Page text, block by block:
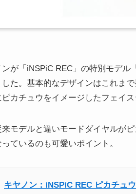
ンが「iNSPiC REC」の特別モデル
た。基本的なデザインはこれま
ピカチュウをイメージしたフェイ
来モデルと違いモードダイヤルが
ているのも可愛いポイント。
キヤノン：iNSPiC REC ピカチュ